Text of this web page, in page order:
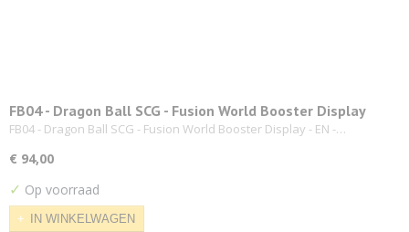
FB04 - Dragon Ball SCG - Fusion World Booster Display
FB04 - Dragon Ball SCG - Fusion World Booster Display - EN -…
€ 94,00
✓ Op voorraad
IN WINKELWAGEN